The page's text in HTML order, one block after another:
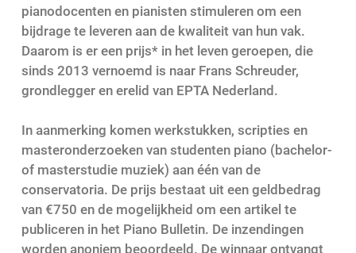
pianodocenten en pianisten stimuleren om een
bijdrage te leveren aan de kwaliteit van hun vak.
Daarom is er een prijs* in het leven geroepen, die
sinds 2013 vernoemd is naar Frans Schreuder,
grondlegger en erelid van EPTA Nederland.
In aanmerking komen werkstukken, scripties en
masteronderzoeken van studenten piano (bachelor-
of masterstudie muziek) aan één van de
conservatoria. De prijs bestaat uit een geldbedrag
van €750 en de mogelijkheid om een artikel te
publiceren in het Piano Bulletin. De inzendingen
worden anoniem beoordeeld. De winnaar ontvangt